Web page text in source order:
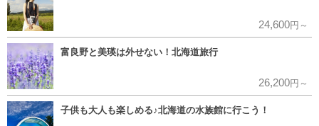
24,600円～
富良野と美瑛は外せない！北海道旅行
26,200円～
子供も大人も楽しめる♪北海道の水族館に行こう！